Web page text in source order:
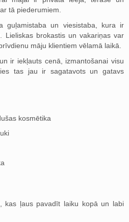
tā piederumiem.
guļamistaba un viesistaba, kura ir
Lieliskas brokastis un vakariņas var
māju klientiem vēlamā laikā.
ir iekļauts cenā, izmantošanai visu
tas jau ir sagatavots un gatavs
kosmētika
kas ļaus pavadīt laiku kopā un labi